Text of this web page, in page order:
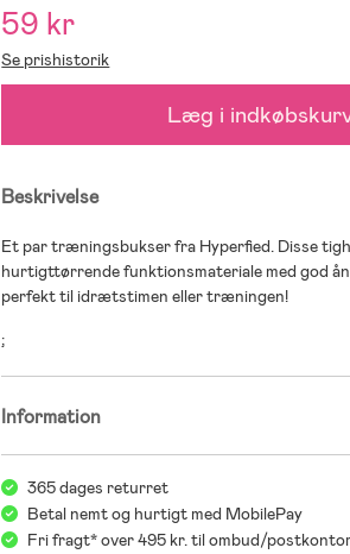
59 kr
Se prishistorik
Læg i
Beskrivelse
Et par træningsbukser fra Hyperfied. Disse
hurtigttørrende funktionsmateriale med god
perfekt til idrætstimen eller træningen!
;
Information
365 dages returret
Betal nemt og hurtigt med MobilePay
Fri fragt* over 495 kr. til ombud/